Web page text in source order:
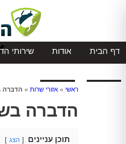
דף הבית אודות שירותי
ראשי » אזורי שרות » הדברה
הדברה
תוכן עניינים הצג